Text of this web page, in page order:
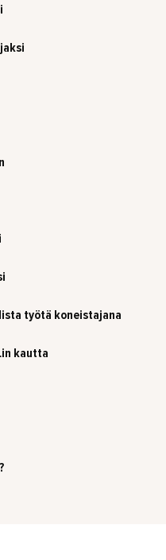
työtä koneistajana
kautta